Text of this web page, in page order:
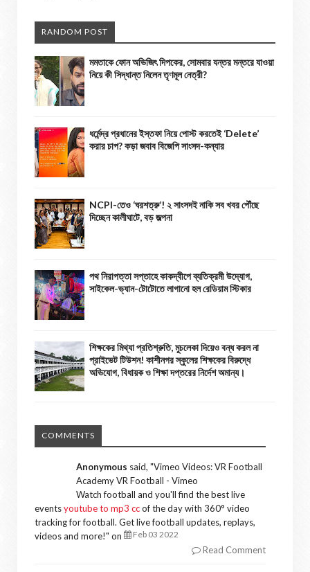
RANDOM POST
মমতাকে ফোন অভিজিৎ দিপকের, সোমবার যন্তর মন্তরে যাওয়া
নিয়ে কী সিদ্ধান্ত নিলেন তৃণমূল নেত্রী?
ধর্মেন্দ্র প্রধানের ইস্তফা নিয়ে পোস্ট করতেই ‘Delete’
করার চাপ? কড়া জবাব বিজেপি সাংসদ-কন্যার
NCPI-তেও ‘ঘরশত্রু’! ২ সাংসদই নাকি সব খবর পৌঁছে
দিচ্ছেন কালীঘাটে, বড় জল্পনা
পথ নিরাপত্তা সপ্তাহে কাকদ্বীপে ব্যতিক্রমী উদ্যোগ,
সাইকেল-ভ্যান-টোটোতে লাগানো হল রেডিয়াম স্টিকার
শিক্ষকের মিথ্যা প্রতিশ্রুতি, মুচলেকা দিয়েও বন্ধ করল না
প্রাইভেট টিউশন! কাশীনগর স্কুলের শিক্ষকের বিরুদ্ধে
অভিযোগ, বিধায়ক ও শিক্ষা দপ্তরের নির্দেশ অমান্য।
COMMENTS
Anonymous said, "Vimeo Videos: VR Football
Academy VR Football - Vimeo
Watch football and you'll find the best live
eventsyoutube to mp3 ccof the day with 360° video
tracking for football. Get live football updates, replays,
videos and more!" on Feb 03 2022
Read Comment